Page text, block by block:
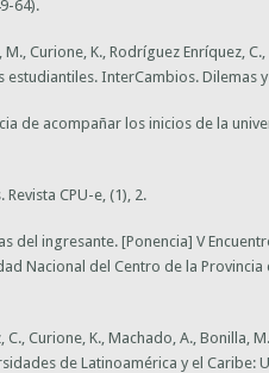
64).
Curione, K., Rodríguez Enríquez,
estudiantiles.InterCambios. Dilemas
de acompañar los inicios de la
Revista CPU-e , (1), 2.
del ingresante. [Ponencia] V
Nacional del Centro de la Provincia
Curione, K., Machado, A., Bonilla,
de Latinoamérica y el Caribe: